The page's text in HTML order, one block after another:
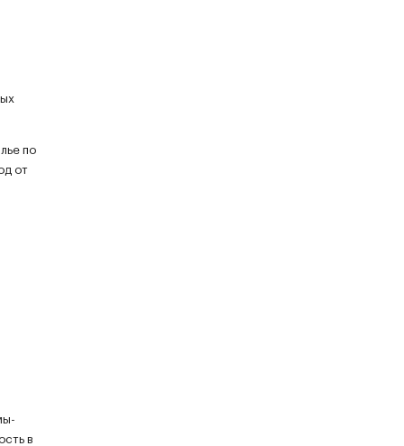
по
от
в